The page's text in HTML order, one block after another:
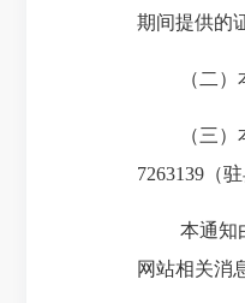
期间提供的
（二
（三
7263139 （
本通知
网站相关消